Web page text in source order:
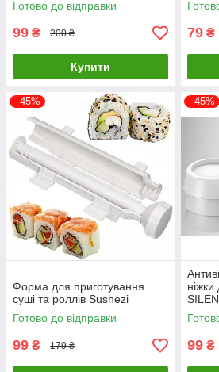
Готово до відправки
99 ₴ 200 ₴
Купити
79 ₴
–45%
Форма для приготування
суші та роллів Sushezi
Готово до відправки
99 ₴ 179 ₴
–45%
99 ₴